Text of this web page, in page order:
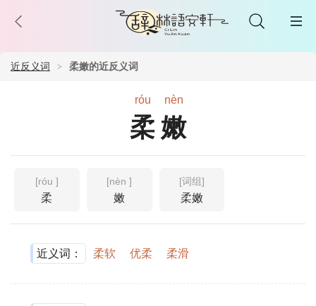
近反义词 柔嫩的近反义词
róu nèn
柔嫩
[róu ]
柔
[nèn ]
嫩
[词组]
柔嫩
近义词： 柔软 优柔 柔滑